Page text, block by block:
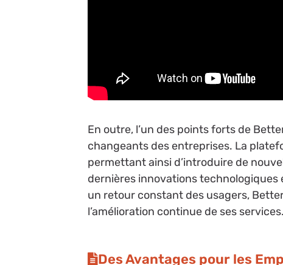
En outre, l’un des points forts de
changeants des entreprises. La
permettant ainsi d’introduire de
dernières innovations technologiques
un retour constant des usagers,
l’amélioration continue de ses services.
Des Avantages pour les